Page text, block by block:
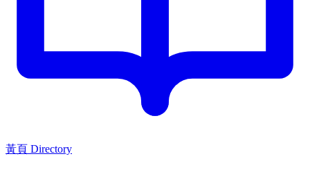
黃頁 Directory